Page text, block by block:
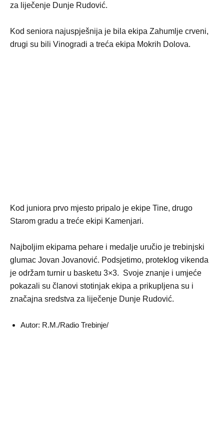
za liječenje Dunje Rudović.
Kod seniora najuspješnija je bila ekipa Zahumlje crveni,
drugi su bili Vinogradi a treća ekipa Mokrih Dolova.
Kod juniora prvo mjesto pripalo je ekipe Tine, drugo
Starom gradu a treće ekipi Kamenjari.
Najboljim ekipama pehare i medalje uručio je trebinjski
glumac Jovan Jovanović. Podsjetimo, proteklog vikenda
je održam turnir u basketu 3×3. Svoje znanje i umjeće
pokazali su članovi stotinjak ekipa a prikupljena su i
značajna sredstva za liječenje Dunje Rudović.
Autor: R.M./Radio Trebinje/